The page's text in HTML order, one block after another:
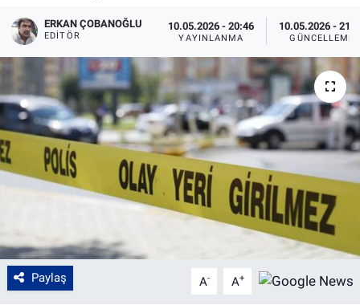
ERKAN ÇOBANOĞLU
EDITÖR
10.05.2026 - 20:46
YAYINLANMA
10.05.2026 -
GÜNCELLEME
Paylaş A- A+